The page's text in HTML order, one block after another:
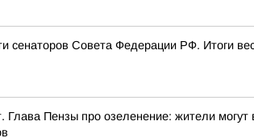
сенаторов Совета Федерации РФ. Итоги
Пензы про озеленение: жители